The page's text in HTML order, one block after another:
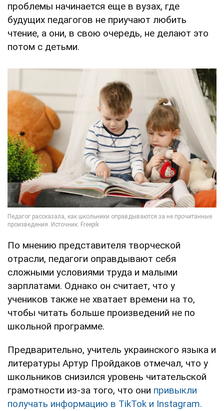
проблемы начинается еще в вузах, где
будущих педагогов не приучают любить
чтение, а они, в свою очередь, не делают это
потом с детьми.
По мнению представителя творческой
отрасли, педагоги оправдывают себя
сложными условиями труда и малыми
зарплатами. Однако он считает, что у
учеников также не хватает времени на то,
чтобы читать больше произведений не по
школьной программе.
Предварительно, учитель украинского языка и
литературы Артур Пройдаков отмечал, что у
школьников снизился уровень читательской
грамотности из-за того, что они привыкли
получать информацию в TikTok и Instagram.